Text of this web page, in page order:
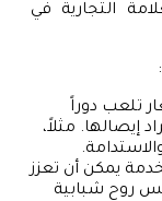
التجارية في
تلعب دوراً
إيصالها. مثلاً،
يمكن أن تعزز
روح شبابية